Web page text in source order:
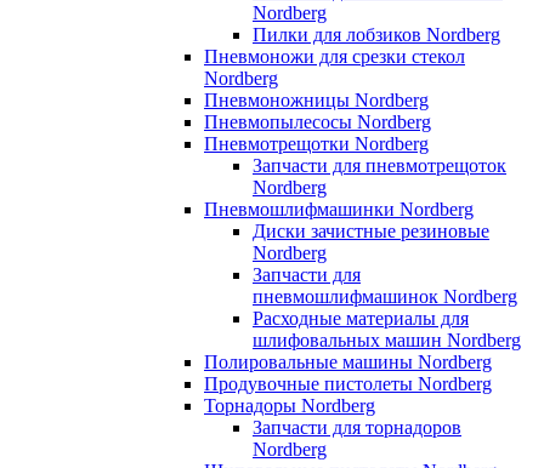
Nordberg
Пилки для лобзиков Nordberg
Пневмоножи для срезки стекол
Nordberg
Пневмоножницы Nordberg
Пневмопылесосы Nordberg
Пневмотрещотки Nordberg
Запчасти для пневмотрещоток
Nordberg
Пневмошлифмашинки Nordberg
Диски зачистные резиновые
Nordberg
Запчасти для
пневмошлифмашинок Nordberg
Расходные материалы для
шлифовальных машин Nordberg
Полировальные машины Nordberg
Продувочные пистолеты Nordberg
Торнадоры Nordberg
Запчасти для торнадоров
Nordberg